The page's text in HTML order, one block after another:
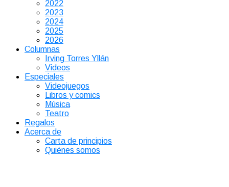
2022
2023
2024
2025
2026
Columnas
Irving Torres Yllán
Videos
Especiales
Videojuegos
Libros y comics
Música
Teatro
Regalos
Acerca de
Carta de principios
Quiénes somos